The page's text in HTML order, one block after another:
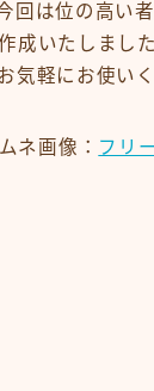
記事
回は位の高い
成いたしまし
気軽にお使いく
ネ画像： フリ